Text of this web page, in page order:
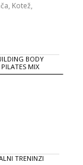
Kotež,
BODY
MIX
TRENINZI